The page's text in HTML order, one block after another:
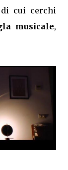
cui cerchi
musicale,